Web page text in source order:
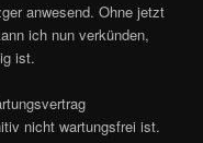
anwesend. Ohne jetzt
ich nun verkünden,
ist.
nicht wartungsfrei ist.